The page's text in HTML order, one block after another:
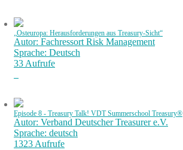
„Osteuropa: Herausforderungen aus Treasury-Sicht“
Autor: Fachressort Risk Management
Sprache: Deutsch
33 Aufrufe
Episode 8 - Treasury Talk! VDT Summerschool Treasury®
Autor: Verband Deutscher Treasurer e.V.
Sprache: deutsch
1323 Aufrufe